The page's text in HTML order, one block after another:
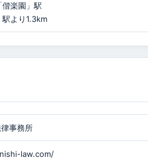
偕楽園」駅
駅より1.3km
事務所
law.com/